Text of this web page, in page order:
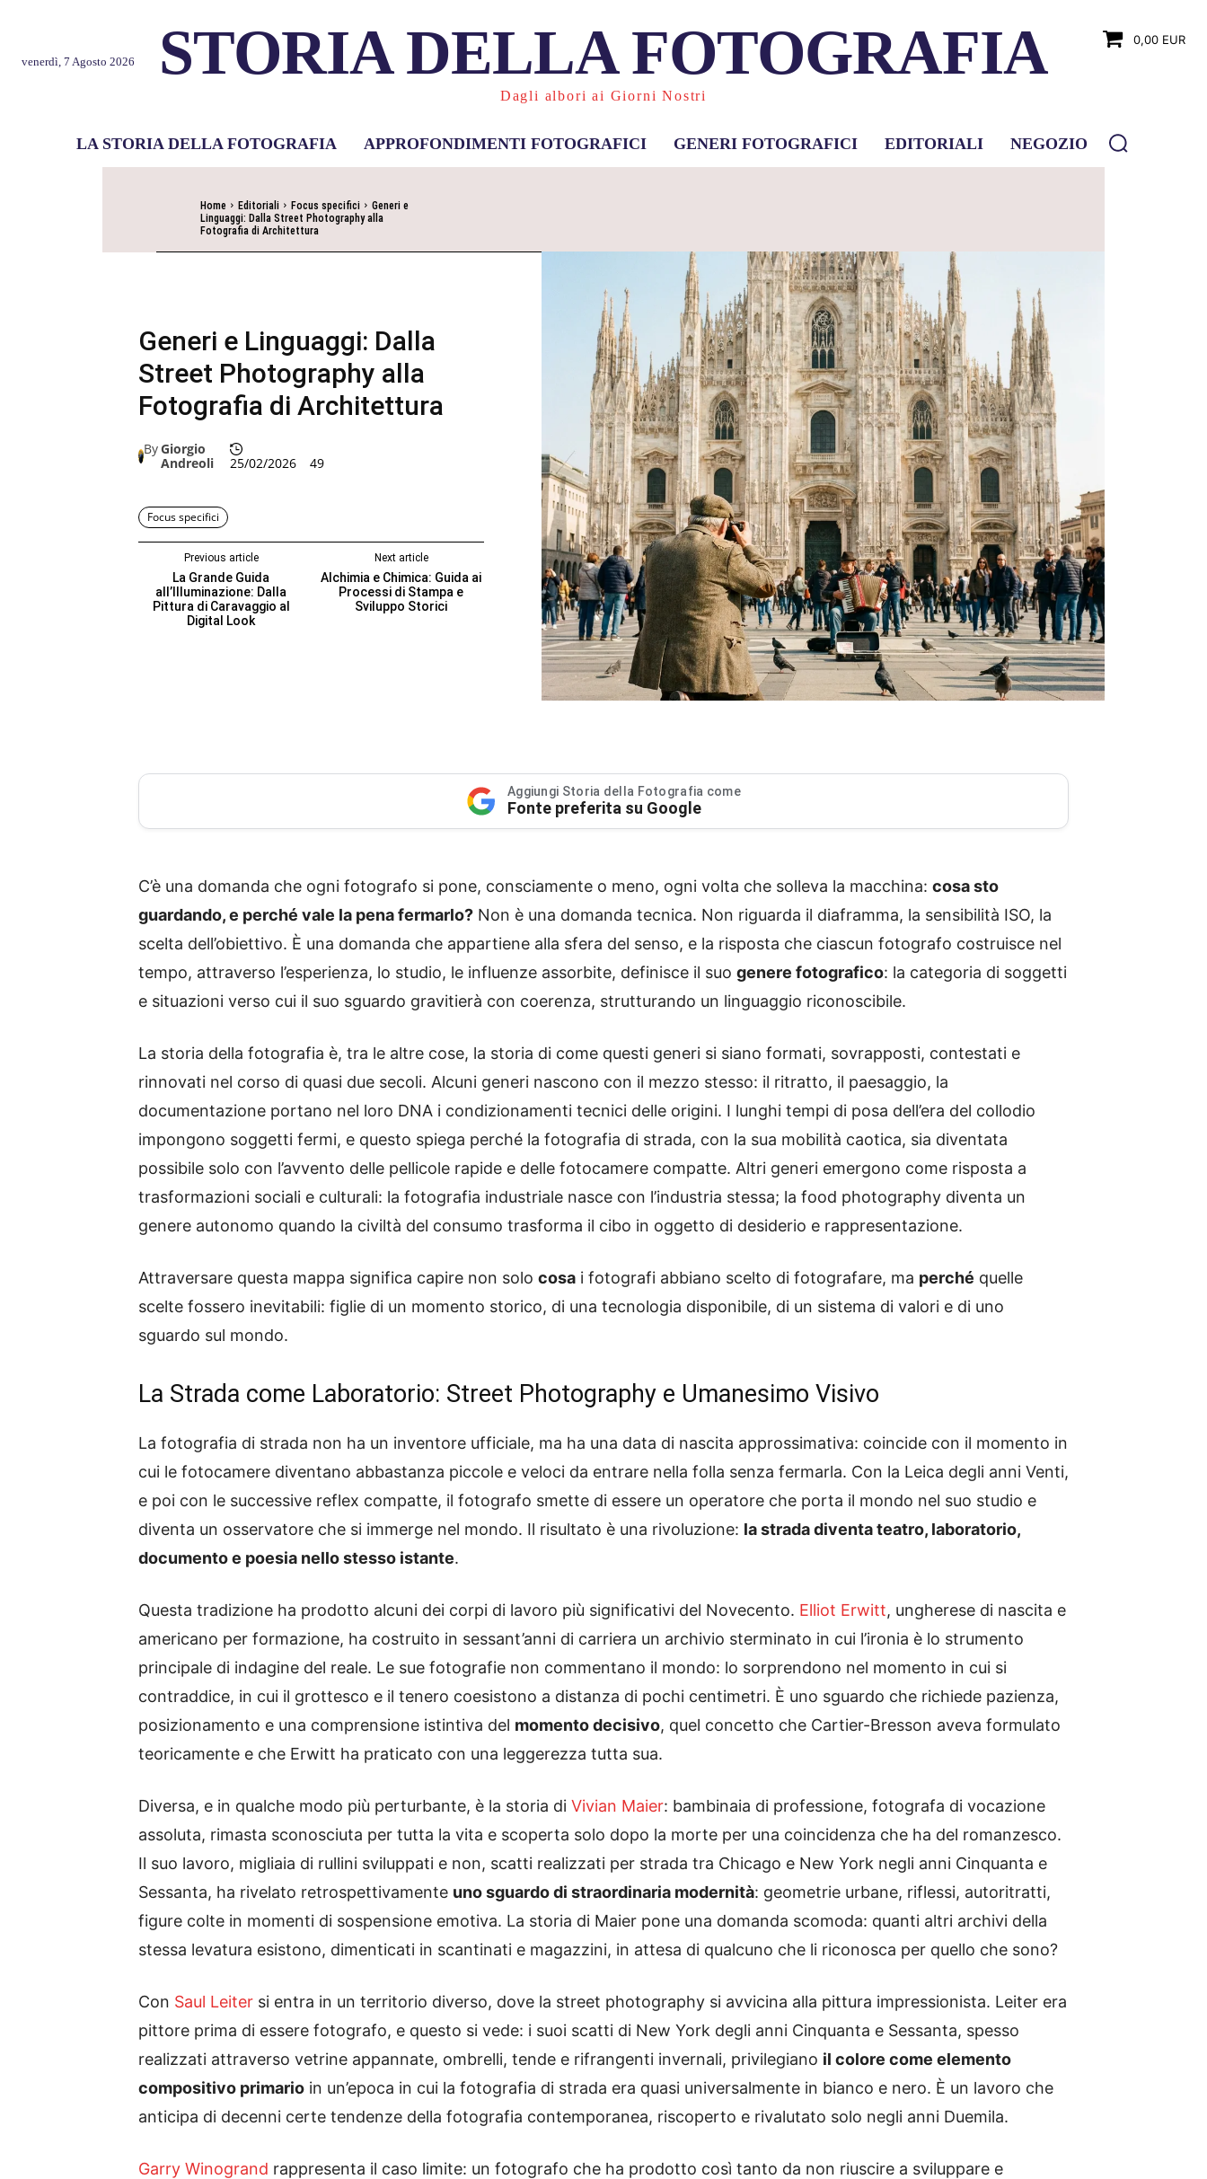
venerdì, 7 Agosto 2026 STORIA DELLA FOTOGRAFIA
Dagli albori ai Giorni Nostri
0,00 EUR
LA STORIA DELLA FOTOGRAFIA APPROFONDIMENTI FOTOGRAFICI GENERI FOTOGRAFICI EDITORIALI NEGOZIO
Home Editoriali Focus specifici
Generi e
Linguaggi: Dalla Street Photography alla
Fotografia di Architettura
Generi e Linguaggi: Dalla
Street Photography alla
Fotografia di Architettura
ByGiorgio
Andreoli
25/02/2026 49
Focus specifici
Previous article
La Grande Guida
all’Illuminazione: Dalla
Pittura di Caravaggio al
Digital Look
Next article
Alchimia e Chimica: Guida ai
Processi di Stampa e
Sviluppo Storici
Aggiungi Storia della Fotografia come
Fonte preferita su Google
C’è una domanda che ogni fotografo si pone, consciamente o meno, ogni volta che solleva la macchina: cosa sto
guardando, e perché vale la pena fermarlo? Non è una domanda tecnica. Non riguarda il diaframma, la sensibilità ISO, la
scelta dell’obiettivo. È una domanda che appartiene alla sfera del senso, e la risposta che ciascun fotografo costruisce nel
tempo, attraverso l’esperienza, lo studio, le influenze assorbite, definisce il suo genere fotografico: la categoria di soggetti
e situazioni verso cui il suo sguardo gravitierà con coerenza, strutturando un linguaggio riconoscibile.
La storia della fotografia è, tra le altre cose, la storia di come questi generi si siano formati, sovrapposti, contestati e
rinnovati nel corso di quasi due secoli. Alcuni generi nascono con il mezzo stesso: il ritratto, il paesaggio, la
documentazione portano nel loro DNA i condizionamenti tecnici delle origini. I lunghi tempi di posa dell’era del collodio
impongono soggetti fermi, e questo spiega perché la fotografia di strada, con la sua mobilità caotica, sia diventata
possibile solo con l’avvento delle pellicole rapide e delle fotocamere compatte. Altri generi emergono come risposta a
trasformazioni sociali e culturali: la fotografia industriale nasce con l’industria stessa; la food photography diventa un
genere autonomo quando la civiltà del consumo trasforma il cibo in oggetto di desiderio e rappresentazione.
Attraversare questa mappa significa capire non solo cosa i fotografi abbiano scelto di fotografare, ma perché quelle
scelte fossero inevitabili: figlie di un momento storico, di una tecnologia disponibile, di un sistema di valori e di uno
sguardo sul mondo.
La Strada come Laboratorio: Street Photography e Umanesimo Visivo
La fotografia di strada non ha un inventore ufficiale, ma ha una data di nascita approssimativa: coincide con il momento in
cui le fotocamere diventano abbastanza piccole e veloci da entrare nella folla senza fermarla. Con la Leica degli anni Venti,
e poi con le successive reflex compatte, il fotografo smette di essere un operatore che porta il mondo nel suo studio e
diventa un osservatore che si immerge nel mondo. Il risultato è una rivoluzione: la strada diventa teatro, laboratorio,
documento e poesia nello stesso istante.
Questa tradizione ha prodotto alcuni dei corpi di lavoro più significativi del Novecento. Elliot Erwitt, ungherese di nascita e
americano per formazione, ha costruito in sessant’anni di carriera un archivio sterminato in cui l’ironia è lo strumento
principale di indagine del reale. Le sue fotografie non commentano il mondo: lo sorprendono nel momento in cui si
contraddice, in cui il grottesco e il tenero coesistono a distanza di pochi centimetri. È uno sguardo che richiede pazienza,
posizionamento e una comprensione istintiva del momento decisivo, quel concetto che Cartier-Bresson aveva formulato
teoricamente e che Erwitt ha praticato con una leggerezza tutta sua.
Diversa, e in qualche modo più perturbante, è la storia di Vivian Maier: bambinaia di professione, fotografa di vocazione
assoluta, rimasta sconosciuta per tutta la vita e scoperta solo dopo la morte per una coincidenza che ha del romanzesco.
Il suo lavoro, migliaia di rullini sviluppati e non, scatti realizzati per strada tra Chicago e New York negli anni Cinquanta e
Sessanta, ha rivelato retrospettivamente uno sguardo di straordinaria modernità: geometrie urbane, riflessi, autoritratti,
figure colte in momenti di sospensione emotiva. La storia di Maier pone una domanda scomoda: quanti altri archivi della
stessa levatura esistono, dimenticati in scantinati e magazzini, in attesa di qualcuno che li riconosca per quello che sono?
Con Saul Leiter si entra in un territorio diverso, dove la street photography si avvicina alla pittura impressionista. Leiter era
pittore prima di essere fotografo, e questo si vede: i suoi scatti di New York degli anni Cinquanta e Sessanta, spesso
realizzati attraverso vetrine appannate, ombrelli, tende e rifrangenti invernali, privilegiano il colore come elemento
compositivo primario in un’epoca in cui la fotografia di strada era quasi universalmente in bianco e nero. È un lavoro che
anticipa di decenni certe tendenze della fotografia contemporanea, riscoperto e rivalutato solo negli anni Duemila.
Garry Winogrand rappresenta il caso limite: un fotografo che ha prodotto così tanto da non riuscire a sviluppare e